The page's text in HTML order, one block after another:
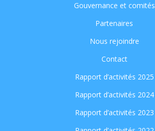
Gouvernance et comités
Partenaires
Nous rejoindre
Contact
Rapport d’activités 2025
Rapport d’activités 2024
Rapport d’activités 2023